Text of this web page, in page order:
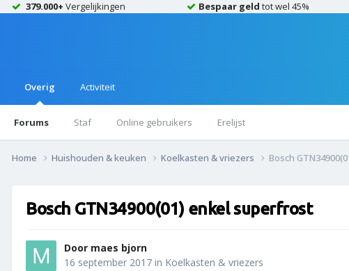
379.000+ Vergelijkingen Bespaar geld tot wel 45%
Overig
Forums Staf Online gebruikers Erelijst
Activiteit
Home Huishouden & keuken Koelkasten & vriezers Bosch
Bosch GTN34900(01) enkel superfrost
Door maes bjorn
16 september 2017 in Koelkasten & vriezers